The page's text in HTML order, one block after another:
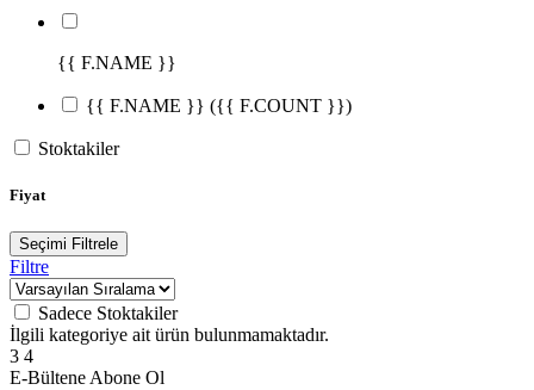
{{ F.NAME }}
{{ F.NAME }} ({{ F.COUNT }})
Stoktakiler
Fiyat
Seçimi Filtrele
Filtre
Sadece Stoktakiler
İlgili kategoriye ait ürün bulunmamaktadır.
3 4
E-Bültene Abone Ol